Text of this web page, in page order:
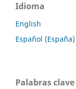
Idioma
English
Español (España)
Palabras clave